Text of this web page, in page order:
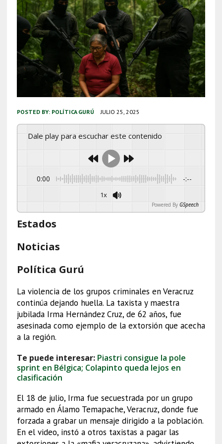
POSTED BY: POLÍTICA GURÚ JULIO 25, 2025
Dale play para escuchar este contenido
0:00 -:--
1x
Powered By GSpeech
Estados
Noticias
Política Gurú
La violencia de los grupos criminales en Veracruz
continúa dejando huella. La taxista y maestra
jubilada Irma Hernández Cruz, de 62 años, fue
asesinada como ejemplo de la extorsión que acecha
a la región.
Te puede interesar: Piastri consigue la pole
sprint en Bélgica; Colapinto queda lejos en
clasificación
El 18 de julio, Irma fue secuestrada por un grupo
armado en Álamo Temapache, Veracruz, donde fue
forzada a grabar un mensaje dirigido a la población.
En el video, instó a otros taxistas a pagar las